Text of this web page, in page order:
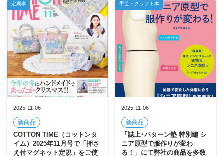
2025-11-06
新商品
COTTON TIME（コットンタ
イム）2025年11月号で「押さ
え付マグネット定規」をご使
定期本
2025-11-06
新商品
「誌上･パターン塾 特別編 シ
ニア原型で服作りが変わ
る！」にて弊社の商品を多数
手芸・クラフト本